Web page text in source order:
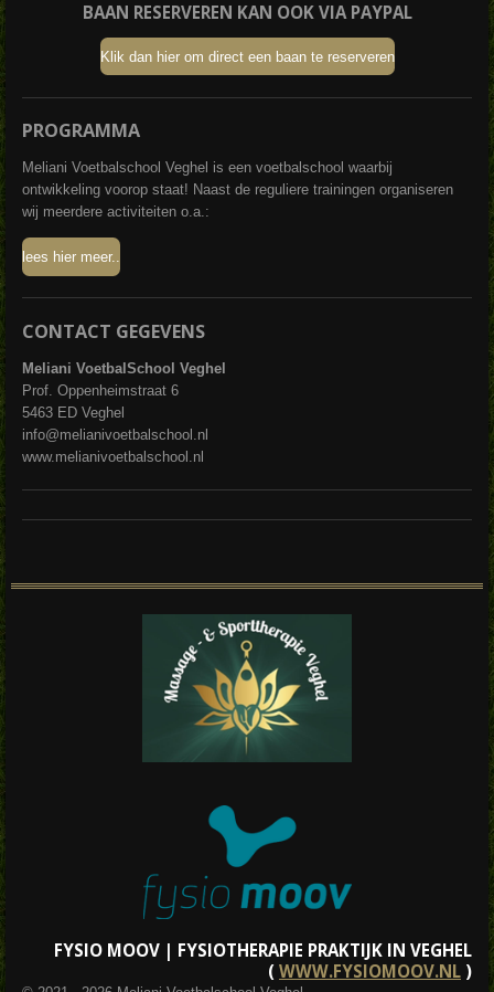
a
t
s
A
BAAN RESERVEREN KAN OOK VIA PAYPAL
Klik dan hier om direct een baan te reserveren
PROGRAMMA
Meliani Voetbalschool Veghel is een voetbalschool waarbij
ontwikkeling voorop staat! Naast de reguliere trainingen organiseren
wij meerdere activiteiten o.a.:
lees hier meer..
CONTACT GEGEVENS
Meliani VoetbalSchool Veghel
Prof. Oppenheimstraat 6
5463 ED Veghel
info@melianivoetbalschool.nl
www.melianivoetbalschool.nl
FYSIO MOOV | FYSIOTHERAPIE PRAKTIJK IN VEGHEL
( WWW.FYSIOMOOV.NL )